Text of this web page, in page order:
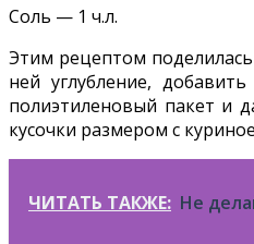
Соль — 1 ч.л.
Этим рецептом
ней углубление,
полиэтиленовый пакет и
кусочки размером с
ЧИТАТЬ ТАКЖЕ: Не